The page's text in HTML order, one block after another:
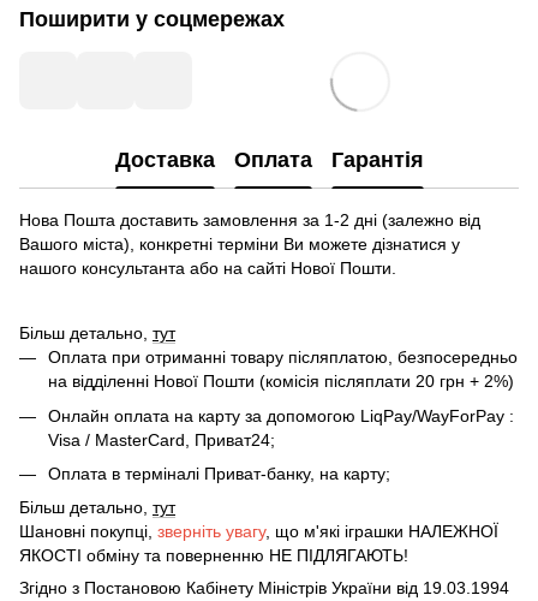
Поширити у соцмережах
Доставка Оплата Гарантія
Нова Пошта доставить замовлення за 1-2 дні (залежно від
Вашого міста), конкретні терміни Ви можете дізнатися у
нашого консультанта або на сайті Нової Пошти.
Більш детально, тут
Оплата при отриманні товару післяплатою, безпосередньо
на відділенні Нової Пошти (комісія післяплати 20 грн + 2%)
Онлайн оплата на карту за допомогою LiqPay/WayForPay :
Visa / MasterCard, Приват24;
Оплата в терміналі Приват-банку, на карту;
Більш детально, тут
Шановні покупці, зверніть увагу, що м'які іграшки НАЛЕЖНОЇ
ЯКОСТІ обміну та поверненню НЕ ПІДЛЯГАЮТЬ!
Згідно з Постановою Кабінету Міністрів України від 19.03.1994